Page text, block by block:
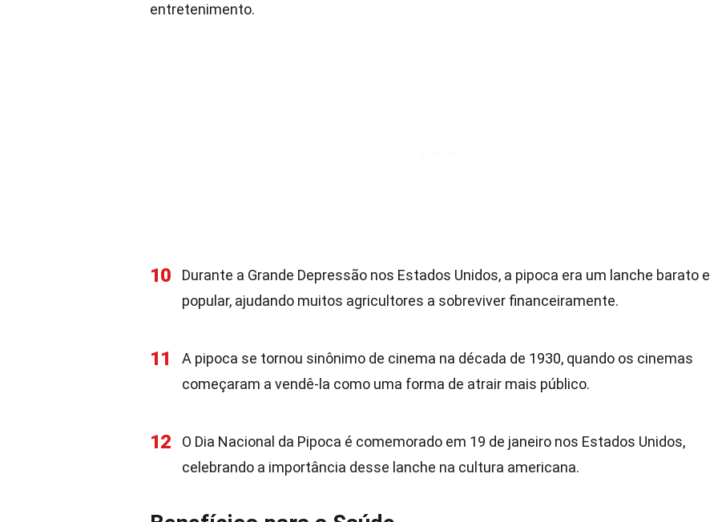
entretenimento.
10
Durante a Grande Depressão nos Estados Unidos, a pipoca era um lanche barato e
popular, ajudando muitos agricultores a sobreviver financeiramente.
11
A pipoca se tornou sinônimo de cinema na década de 1930, quando os cinemas
começaram a vendê-la como uma forma de atrair mais público.
12
O Dia Nacional da Pipoca é comemorado em 19 de janeiro nos Estados Unidos,
celebrando a importância desse lanche na cultura americana.